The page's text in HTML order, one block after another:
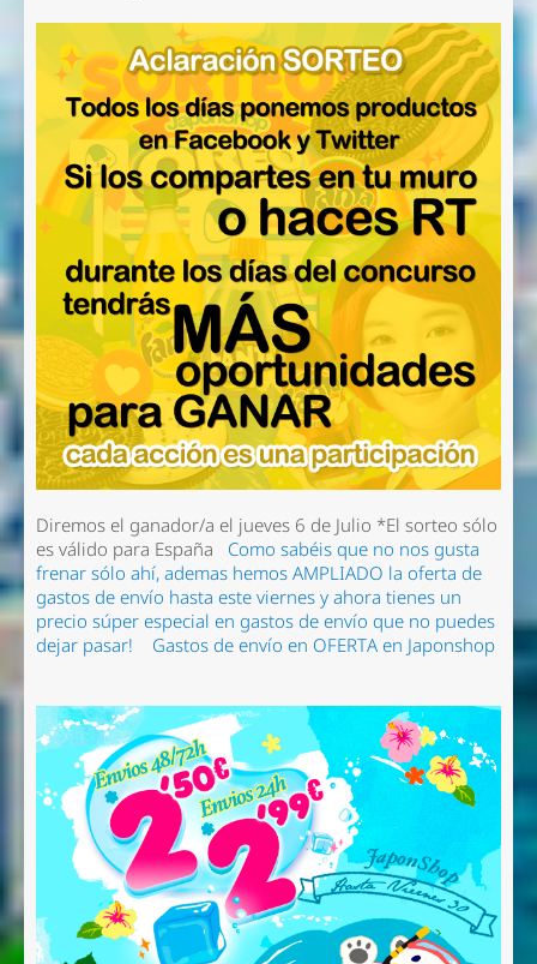
Diremos el ganador/a el jueves 6 de Julio *El sorteo sólo
es válido para España
Como sabéis que no nos gusta
frenar sólo ahí, ademas hemos AMPLIADO la oferta de
gastos de envío hasta este viernes y ahora tienes un
precio súper especial en gastos de envío que no puedes
dejar pasar!
Gastos de envío en OFERTA en Japonshop